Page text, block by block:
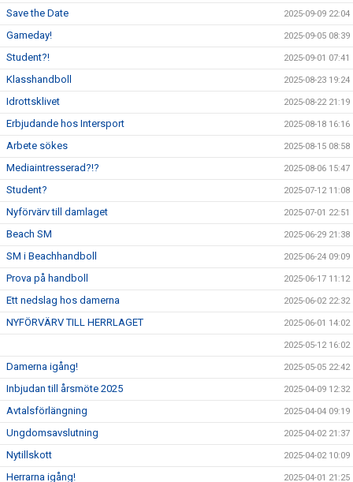
Save the Date 2025-09-09 22:04
Gameday! 2025-09-05 08:39
Student?! 2025-09-01 07:41
Klasshandboll 2025-08-23 19:24
Idrottsklivet 2025-08-22 21:19
Erbjudande hos Intersport 2025-08-18 16:16
Arbete sökes 2025-08-15 08:58
Mediaintresserad?!? 2025-08-06 15:47
Student? 2025-07-12 11:08
Nyförvärv till damlaget 2025-07-01 22:51
Beach SM 2025-06-29 21:38
SM i Beachhandboll 2025-06-24 09:09
Prova på handboll 2025-06-17 11:12
Ett nedslag hos damerna 2025-06-02 22:32
NYFÖRVÄRV TILL HERRLAGET 2025-06-01 14:02
2025-05-12 16:02
Damerna igång! 2025-05-05 22:42
Inbjudan till årsmöte 2025 2025-04-09 12:32
Avtalsförlängning 2025-04-04 09:19
Ungdomsavslutning 2025-04-02 21:37
Nytillskott 2025-04-02 10:09
Herrarna igång! 2025-04-01 21:25